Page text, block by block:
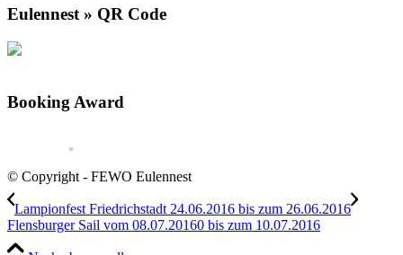
Eulennest » QR Code
Booking Award
© Copyright - FEWO Eulennest
Lampionfest Friedrichstadt 24.06.2016 bis zum 26.06.2016
Flensburger Sail vom 08.07.20160 bis zum 10.07.2016